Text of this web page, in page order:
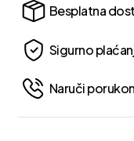
Besplatna
Sigurno
Naruči